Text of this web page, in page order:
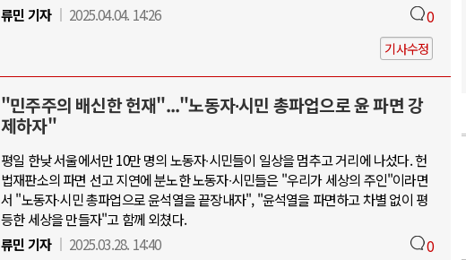
류민 기자
2025.04.04. 14:26 0
기사수정
"민주주의 배신한 헌재"..."노동자∙시민 총파업으로 윤 파면 강
제하자"
평일 한낮 서울에서만 10만 명의 노동자∙시민들이 일상을 멈추고 거리에 나섰다. 헌
법재판소의 파면 선고 지연에 분노한 노동자∙시민들은 "우리가 세상의 주인"이라면
서 "노동자∙시민 총파업으로 윤석열을 끝장내자", "윤석열을 파면하고 차별 없이 평
등한 세상을 만들자"고 함께 외쳤다.
류민 기자
2025.03.28. 14:40 0
AI의 숨은 환경 비용: 데이터센터 확산..
AI는 어떻게 미국 민주주의를 잠식하고 ..